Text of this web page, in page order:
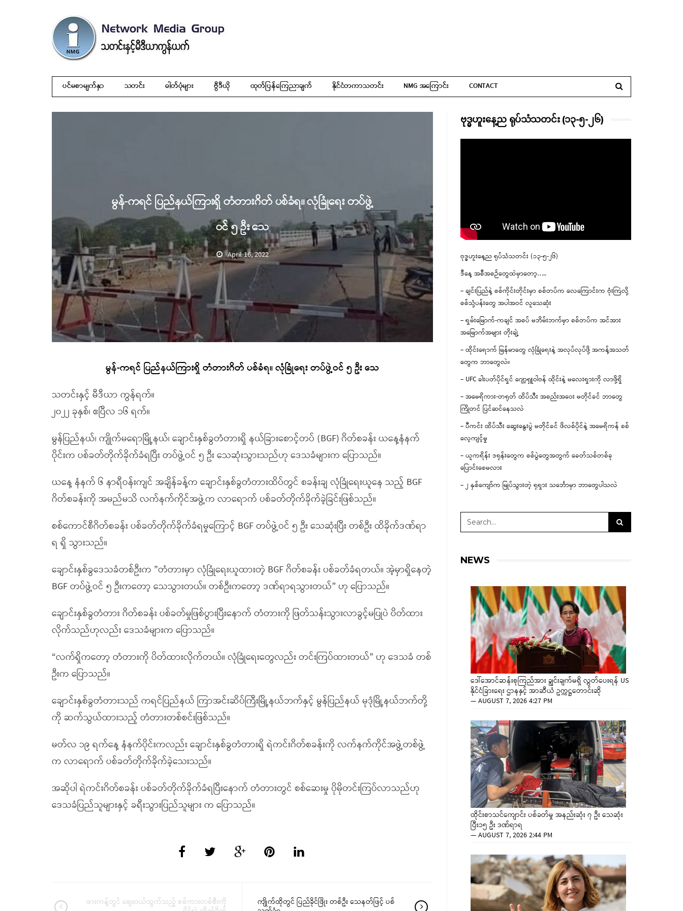
ပင်မစာမျက်နှာ သတင်း ဓါတ်ပုံများ ဗွီဒီယို ထုတ်ပြန်ကြေညာချက် နိုင်ငံတကာသတင်း NMG အကြောင်း CONTACT
မွန်-ကရင် ပြည်နယ်ကြားရှိ တံတားဂိတ် ပစ်ခံရ။ လုံခြုံရေး တပ်ဖွဲ့
ဝင် ၅ ဦး သေ
April 16, 2022
မွန်-ကရင် ပြည်နယ်ကြားရှိ တံတားဂိတ် ပစ်ခံရ။ လုံခြုံရေး တပ်ဖွဲ့ဝင် ၅ ဦး သေ
သတင်းနှင့် မီဒီယာ ကွန်ရက်။
၂၀၂၂ ခုနှစ်၊ ဧပြီလ ၁၆ ရက်။
မွန်ပြည်နယ်၊ ကျိုက်မရောမြို့နယ်၊ ချောင်းနှစ်ခွတံတားရှိ နယ်ခြားစောင့်တပ် (BGF) ဂိတ်စခန်း ယနေ့နံနက်
ပိုင်းက ပစ်ခတ်တိုက်ခိုက်ခံရပြီး တပ်ဖွဲ့ဝင် ၅ ဦး သေဆုံးသွားသည်ဟု ဒေသခံများက ပြောသည်။
ယနေ့ နံနက် ၆ နာရီဝန်းကျင် အချိန်ခန့်က ချောင်းနှစ်ခွတံတားထိပ်တွင် စခန်းချ လုံခြုံရေးယူနေ သည့် BGF
ဂိတ်စခန်းကို အမည်မသိ လက်နက်ကိုင်အဖွဲ့က လာရောက် ပစ်ခတ်တိုက်ခိုက်ခဲ့ခြင်းဖြစ်သည်။
စစ်ကောင်စီဂိတ်စခန်း ပစ်ခတ်တိုက်ခိုက်ခံရမှုကြောင့် BGF တပ်ဖွဲ့ဝင် ၅ ဦး သေဆုံးပြီး တစ်ဦး ထိခိုက်ဒဏ်ရာ
ရ ရှိ သွားသည်။
ချောင်းနှစ်ခွဒေသခံတစ်ဦးက ”တံတားမှာ လုံခြုံရေးယူထားတဲ့ BGF ဂိတ်စခန်း ပစ်ခတ်ခံရတယ်။ အဲ့မှာရှိနေတဲ့
BGF တပ်ဖွဲ့ဝင် ၅ ဦးကတော့ သေသွားတယ်။ တစ်ဦးကတော့ ဒဏ်ရာရသွားတယ်” ဟု ပြောသည်။
ချောင်းနှစ်ခွတံတား ဂိတ်စခန်း ပစ်ခတ်မှုဖြစ်ပွားပြီးနောက် တံတားကို ဖြတ်သန်းသွားလာခွင့်မပြုပဲ ပိတ်ထား
လိုက်သည်ဟုလည်း ဒေသခံများက ပြောသည်။
“လက်ရှိကတော့ တံတားကို ပိတ်ထားလိုက်တယ်။ လုံခြုံရေးတွေလည်း တင်းကြပ်ထားတယ်” ဟု ဒေသခံ တစ်
ဦးက ပြောသည်။
ချောင်းနှစ်ခွတံတားသည် ကရင်ပြည်နယ် ကြာအင်းဆိပ်ကြီးမြို့နယ်ဘက်နှင့် မွန်ပြည်နယ် မုဒုံမြို့နယ်ဘက်တို့
ကို ဆက်သွယ်ထားသည့် တံတားတစ်စင်းဖြစ်သည်။
မတ်လ ၁၉ ရက်နေ့ နံနက်ပိုင်းကလည်း ချောင်းနှစ်ခွတံတားရှိ ရဲကင်းဂိတ်စခန်းကို လက်နက်ကိုင်အဖွဲ့တစ်ဖွဲ့
က လာရောက် ပစ်ခတ်တိုက်ခိုက်ခဲ့သေးသည်။
အဆိုပါ ရဲကင်းဂိတ်စခန်း ပစ်ခတ်တိုက်ခိုက်ခံရပြီးနောက် တံတားတွင် စစ်ဆေးမှု ပိုမိုတင်းကြပ်လာသည်ဟု
ဒေသခံပြည်သူများနှင့် ခရီးသွားပြည်သူများ က ပြောသည်။
ဖားကန့်တွင် ဈေးဝယ်ထွက်သည့် စစ်ကားတစ်စီးကို ကျိုက်ထိုတွင် ပြည်ခိုင်ဖြိုး တစ်ဦး သေနတ်ဖြင့် ပစ်
ဗုဒ္ဓဟူးနေ့ည ရုပ်သံသတင်း (၁၃-၅-၂၆)
ဗုဒ္ဓဟူးနေ့ည ရုပ်သံသတင်း (၁၃-၅-၂၆)
ဒီနေ့ အစီအစဉ်တွေထဲမှာတော့…..
– ချင်းပြည်နဲ့ စစ်ကိုင်းတိုင်းမှာ စစ်တပ်က လေကြောင်းက ဗုံးကြဲလို့
စစ်သုံ့ပန်းတွေ အပါအဝင် လူသေဆုံး
– ရှမ်းမြောက်-ကချင် အစပ် မဘိမ်းဘက်မှာ စစ်တပ်က အင်အား
အမြောက်အများ တိုးချဲ့
– ထိုင်းရောက် မြန်မာတွေ လုံခြုံရေးနဲ့ အလုပ်လုပ်ဖို့ အကန့်အသတ်
တွေက ဘာတွေလဲ။
– UFC ခါးပတ်ပိုင်ရှင် ဂျော့ရှူဝါဗန် ထိုင်းနဲ့ မလေးရှားကို လာဖို့ရှိ
– အမေရိကား-တရုတ် ထိပ်သီး အစည်းအဝေး မတိုင်ခင် ဘာတွေ
ကြိုတင် ပြင်ဆင်နေသလဲ
– ပီကင်း ထိပ်သီး ဆွေးနွေးပွဲ မတိုင်ခင် ဖိလစ်ပိုင်နဲ့ အမေရိကန် စစ်
လေ့ကျင့်မှု
– ယူကရိန်း ဒရုန်းတွေက စစ်ပွဲတွေအတွက် ခေတ်သစ်တစ်ခု
ပြောင်းစေမလား
– ၂ နှစ်ကျော်က မြုပ်သွားတဲ့ ရုရှား သင်္ဘောမှာ ဘာတွေပါသလဲ
NEWS
ဒေါ်အောင်ဆန်းစုကြည်အား ချွင်းချက်မရှိ လွှတ်ပေးရန် US
နိုင်ငံခြားရေး ဌာနနှင့် အာဆီယံ ဥက္ကဋ္ဌတောင်းဆို
—AUGUST 7, 2026 4:27 PM
ထိုင်းစာသင်ကျောင်း ပစ်ခတ်မှု အနည်းဆုံး ၇ ဦး သေဆုံး
ပြီး၁၅ ဦး ဒဏ်ရာရ
—AUGUST 7, 2026 2:44 PM